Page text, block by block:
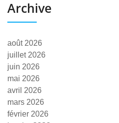
Archive
août 2026
juillet 2026
juin 2026
mai 2026
avril 2026
mars 2026
février 2026